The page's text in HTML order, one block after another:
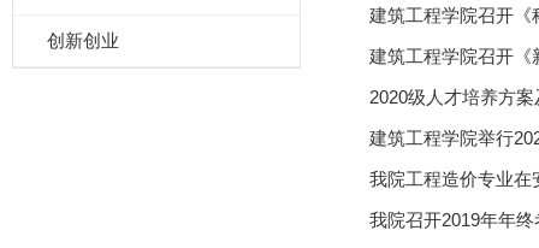
创新创业
建筑工程学院召开《
建筑工程学院召开《
2020级人才培养方
建筑工程学院举行
我院工程造价专业在
我院召开2019年年